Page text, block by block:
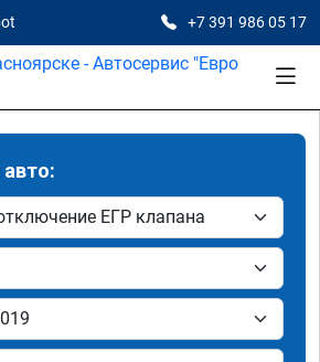
+7 391 986 05 17